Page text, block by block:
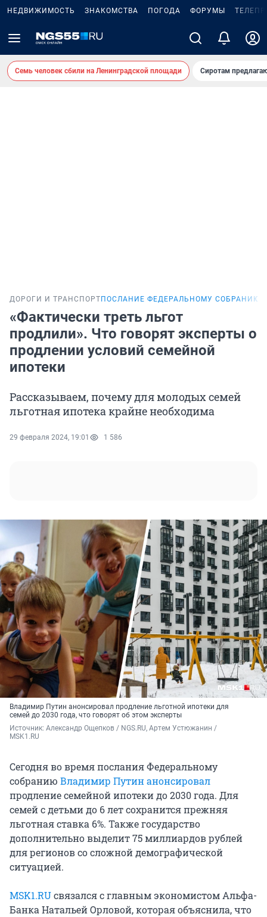
НЕДВИЖИМОСТЬ ЗНАКОМСТВА ПОГОДА ФОРУМЫ
Семь человек сбили на Ленинградской площади Сиротам
ДОРОГИ И ТРАНСПОРТ ПОСЛАНИЕ ФЕДЕРАЛЬНОМУ СОБРАНИЮ
«Фактически треть льгот
продлили». Что говорят эксперты о
продлении условий семейной
ипотеки
Рассказываем, почему для молодых семей
льготная ипотека крайне необходима
29 февраля 2024, 19:01 1 586
Владимир Путин анонсировал продление льготной ипотеки для
семей до 2030 года, что говорят об этом эксперты
Источник: Александр Ощепков / NGS.RU, Артем Устюжанин /
MSK1.RU
Сегодня во время послания Федеральному
собранию Владимир Путин анонсировал
продление семейной ипотеки до 2030 года. Для
семей с детьми до 6 лет сохранится прежняя
льготная ставка 6%. Также государство
дополнительно выделит 75 миллиардов рублей
для регионов со сложной демографической
ситуацией.
МSK1.RUсвязался с главным экономистом Альфа-
Банка Натальей Орловой, которая объяснила, что